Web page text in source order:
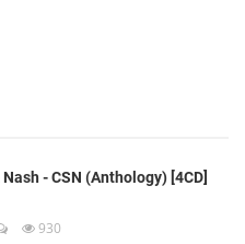
- CSN (Anthology) [4CD]
930